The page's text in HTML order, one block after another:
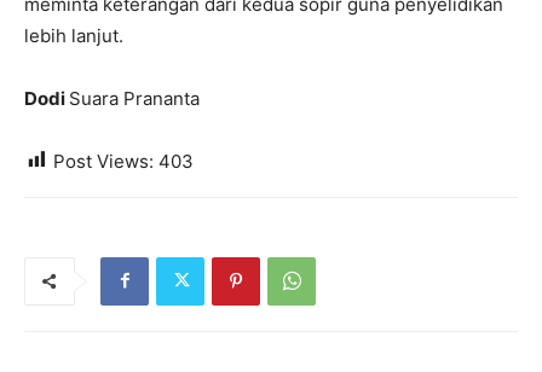
lebih lanjut.
Dodi Suara Prananta
Post Views: 403